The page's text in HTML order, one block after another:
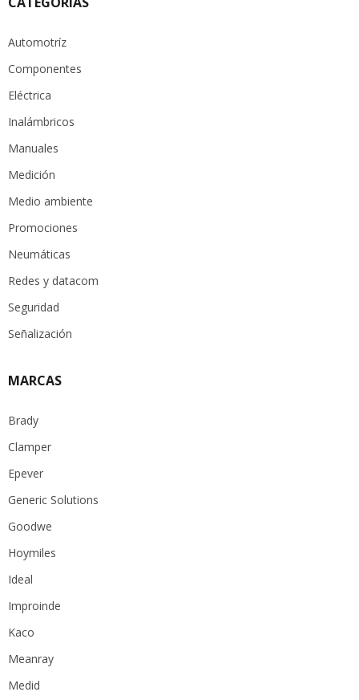
Automotríz
Componentes
Eléctrica
Inalámbricos
Manuales
Medición
Medio ambiente
Promociones
Neumáticas
Redes y datacom
Seguridad
Señalización
MARCAS
Brady
Clamper
Epever
Generic Solutions
Goodwe
Hoymiles
Ideal
Improinde
Kaco
Meanray
Medid